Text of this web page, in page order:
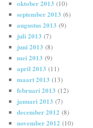
oktober 2013 (10)
september 2013 (6)
augustus 2013 (9)
juli 2013 (7)
juni 2013 (8)
mei 2013 (9)
april 2013 (11)
maart 2013 (13)
februari 2013 (12)
januari 2013 (7)
december 2012 (8)
november 2012 (10)